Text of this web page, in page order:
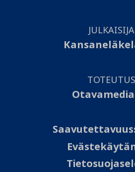
JULKAISIJA
TOTEUTUS